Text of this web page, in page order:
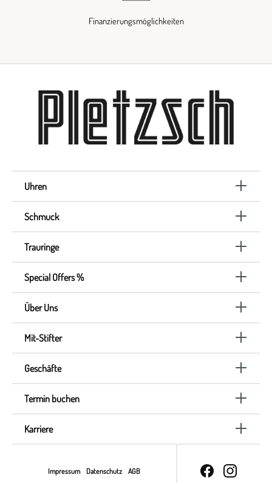
Finanzierungsmöglichkeiten
Uhren
Schmuck
Trauringe
Special Offers %
Über Uns
Mit-Stifter
Geschäfte
Termin buchen
Karriere
Impressum Datenschutz AGB